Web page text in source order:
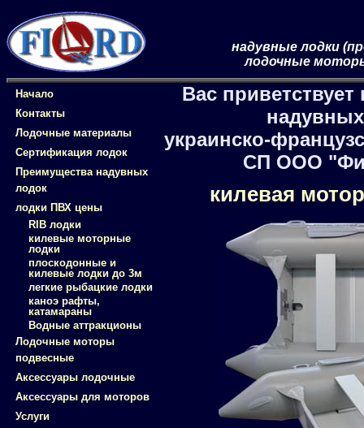
надувные лодки
лодочные
Начало
Контакты
Лодочные материалы
Сертификация лодок
Преимущества надувных
лодок
лодки ПВХ цены
RIB лодки
килевые моторные
лодки
плоскодонные и
килевые лодки до 3м
легкие рыбацкие лодки
каноэ рафты,
катамараны
Водные аттракционы
Лодочные моторы
подвесные
Аксессуары лодочные
Аксессуары для моторов
Услуги
Вас
украинско-
СП ООО
килевая